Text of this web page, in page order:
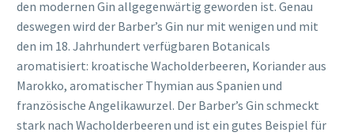
den modernen Gin allgegenwärtig geworden ist. Genau
deswegen wird der Barber’s Gin nur mit wenigen und mit
den im 18. Jahrhundert verfügbaren Botanicals
aromatisiert: kroatische Wacholderbeeren, Koriander aus
Marokko, aromatischer Thymian aus Spanien und
französische Angelikawurzel. Der Barber’s Gin schmeckt
stark nach Wacholderbeeren und ist ein gutes Beispiel für